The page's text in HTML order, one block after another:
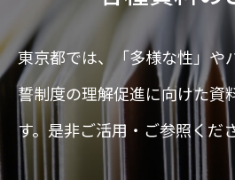
東京都では、「多様な性」や
誓制度の理解促進に向けた資
す。是非ご活用・ご参照くだ